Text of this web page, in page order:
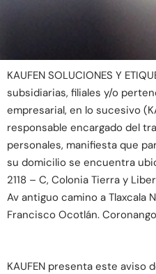
KAUFEN SOLUCIONES Y
subsidiarias, filiales y/o
empresarial, en lo sucesivo
responsable encargado del
personales, manifiesta que
su domicilio se encuentra
2118 – C, Colonia Tierra y
Av antiguo camino a Tlaxcala
Francisco Ocotlán.
KAUFEN presenta este aviso